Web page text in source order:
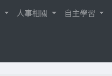
人事相關 自主學習